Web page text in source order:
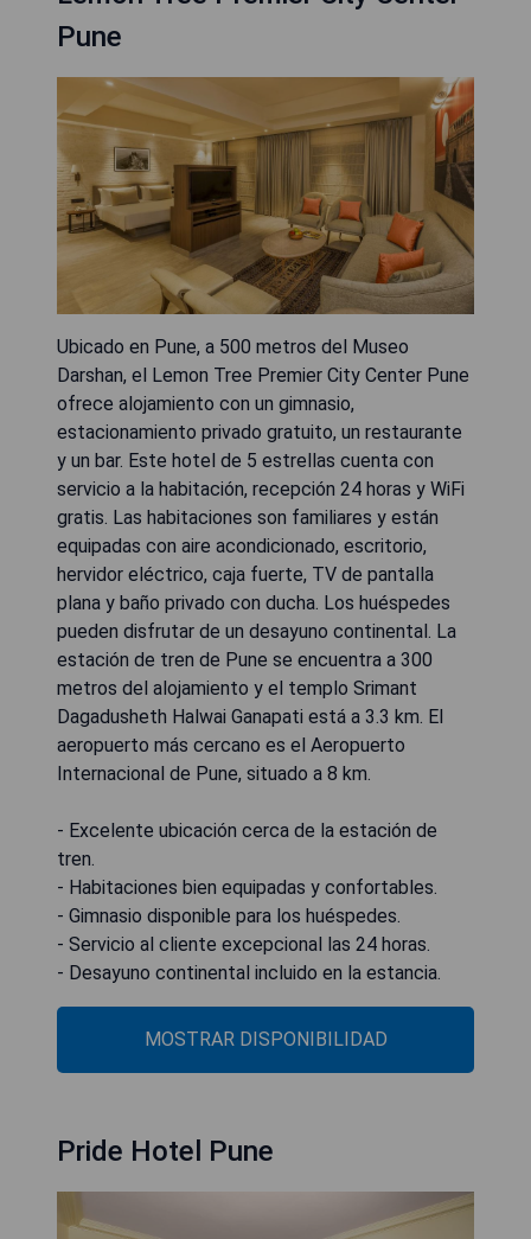
Pune
Ubicado en Pune, a 500 metros del Museo
Darshan, el Lemon Tree Premier City Center Pune
ofrece alojamiento con un gimnasio,
estacionamiento privado gratuito, un restaurante
y un bar. Este hotel de 5 estrellas cuenta con
servicio a la habitación, recepción 24 horas y WiFi
gratis. Las habitaciones son familiares y están
equipadas con aire acondicionado, escritorio,
hervidor eléctrico, caja fuerte, TV de pantalla
plana y baño privado con ducha. Los huéspedes
pueden disfrutar de un desayuno continental. La
estación de tren de Pune se encuentra a 300
metros del alojamiento y el templo Srimant
Dagadusheth Halwai Ganapati está a 3.3 km. El
aeropuerto más cercano es el Aeropuerto
Internacional de Pune, situado a 8 km.
- Excelente ubicación cerca de la estación de
tren.
- Habitaciones bien equipadas y confortables.
- Gimnasio disponible para los huéspedes.
- Servicio al cliente excepcional las 24 horas.
- Desayuno continental incluido en la estancia.
MOSTRAR DISPONIBILIDAD
Pride Hotel Pune